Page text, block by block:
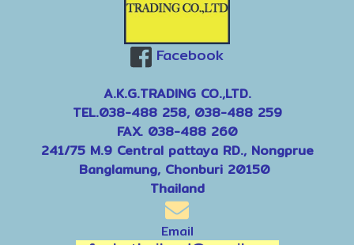
Facebook
A.K.G.TRADING CO.,LTD.
TEL.038-488 258, 038-488 259
FAX. 038-488 260
241/75 M.9 Central pattaya RD., Nongprue
Banglamung, Chonburi 20150
Thailand
Email